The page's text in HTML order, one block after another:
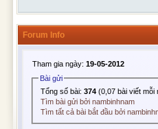
Forum Info
Tham gia ngày: 19-05-2012
Bài gửi
Tổng số bài:374 (0,07 bài viết mỗi
Tìm bài gửi bởi nambinhnam
Tìm tất cả bài bắt đầu bởi